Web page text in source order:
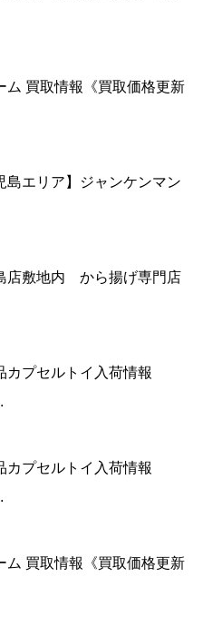
ム 買取情報《買取価格更新
島エリア】ジャンケンマン
店敷地内 から揚げ専門店
カプセルトイ入荷情報
カプセルトイ入荷情報
ム 買取情報《買取価格更新